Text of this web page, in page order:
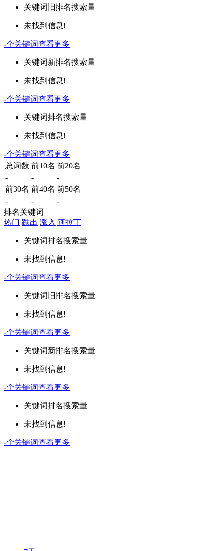
关键词 旧排名搜索量
未找到信息!
-个关键词查看更多
关键词新排名搜索量
未找到信息!
-个关键词查看更多
关键词排名搜索量
未找到信息!
-个关键词查看更多
总词数 前10名 前20名
-
-
-
前30名 前40名 前50名
-
-
-
排名关键词
热门 跌出 涨入 阿拉丁
关键词排名搜索量
未找到信息!
-个关键词查看更多
关键词 旧排名搜索量
未找到信息!
-个关键词查看更多
关键词新排名搜索量
未找到信息!
-个关键词查看更多
关键词排名搜索量
未找到信息!
-个关键词查看更多